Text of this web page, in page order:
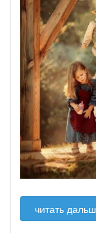
читать